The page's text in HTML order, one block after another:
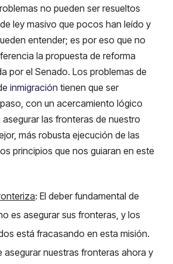
no pueden ser resueltos
ley masivo que pocos han leído y
entender; es por eso que no
la propuesta de reforma
por el Senado. Los problemas de
inmigración tienen que ser
con un acercamiento lógico
las fronteras de nuestro
más robusta ejecución de las
principios que nos guiaran en este
: El deber fundamental de
es asegurar sus fronteras, y los
está fracasando en esta misión.
asegurar nuestras fronteras ahora y